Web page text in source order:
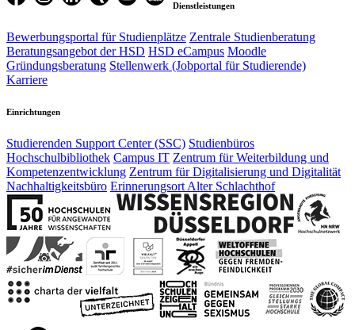
Dienstleistungen
Bewerbungsportal für Studienplätze Zentrale Studienberatung
Beratungsangebot der HSD HSD eCampus Moodle
Gründungsberatung Stellenwerk (Jobportal für Studierende)
Karriere
Einrichtungen
Studierenden Support Center (SSC) Studienbüros
Hochschulbibliothek Campus IT Zentrum für Weiterbildung und
Kompetenzentwicklung Zentrum für Digitalisierung und Digitalität
Nachhaltigkeitsbüro Erinnerungsort Alter Schlachthof